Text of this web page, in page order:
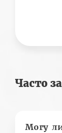
Часто
Могу